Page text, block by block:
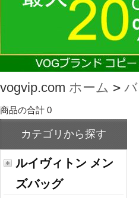
vogvip.com ホーム >
商品の合計 0
カテゴリから探す
ルイヴィトン メン
ズバッグ